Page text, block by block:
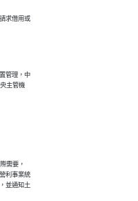
求借用或
管理，中
主管機
需要，
利事業統
並通知土